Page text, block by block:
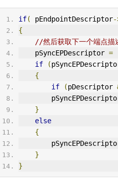
if( pEndpointDescriptor-
{
//然后获取下一个端点描
    pSyncEPDescriptor
=
if
(
{
if
(pDescriptor
}
else
{
}
}